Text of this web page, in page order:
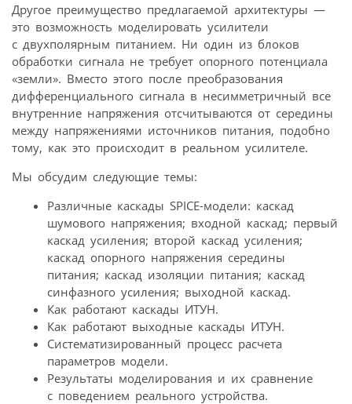
Другое преимущество предлагаемой архитектуры —
это возможность моделировать усилители
с двухполярным питанием. Ни один из блоков
обработки сигнала не требует опорного потенциала
«земли». Вместо этого после преобразования
дифференциального сигнала в несимметричный все
внутренние напряжения отсчитываются от середины
между напряжениями источников питания, подобно
тому, как это происходит в реальном усилителе.
Мы обсудим следующие темы:
Различные каскады SPICE-модели: каскад
шумового напряжения; входной каскад; первый
каскад усиления; второй каскад усиления;
каскад опорного напряжения середины
питания; каскад изоляции питания; каскад
синфазного усиления; выходной каскад.
Как работают каскады ИТУН.
Как работают выходные каскады ИТУН.
Систематизированный процесс расчета
параметров модели.
Результаты моделирования и их сравнение
с поведением реального устройства.